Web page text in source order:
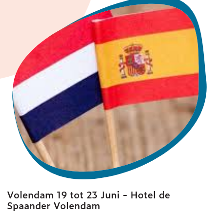
Volendam 19 tot 23 Juni - Hotel de
Spaander Volendam